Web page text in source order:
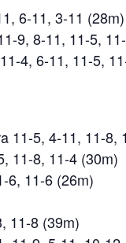
6-11, 3-11 (28m)
9, 8-11, 11-5,
4, 6-11, 11-5,
11-5, 4-11, 11-8,
11-8, 11-4 (30m)
6, 11-6 (26m)
11-8 (39m)